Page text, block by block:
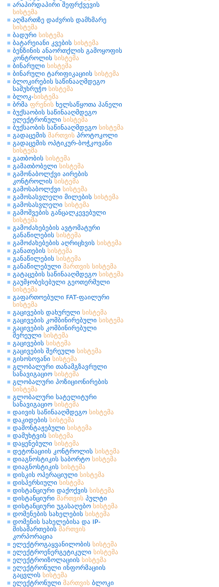
არაპირდაპირი შეფრქვევის
სისტემა
აღმართზე დაძვრის დამხმარე
სისტემა
ბადური სისტემა
ბატარეიანი კვების სისტემა
ბენზინის ანაორთქლის გამოყოფის
კონტროლის სისტემა
ბინარული სისტემა
ბინარული ტარიფიკაციის სისტემა
ბლოკირების საწინააღმდეგო
სამუხრუჭო სისტემა
ბლოკ-სისტემა
ბრმა ფრენის ხელსაწყოთა პანელი
ბუქსაობის საწინააღმდეგო
ელექტრონული სისტემა
ბუქსაობის საწინააღმდეგო სისტემა
გადაცემის მართვის პროტოკოლი
გადაცემის ოპტიკურ-ბოჭკოვანი
სისტემა
გათბობის სისტემა
გამათბობელი სისტემა
გამონაბოლქვი აირების
კონტროლის სისტემა
გამოსაბოლქვი სისტემა
გამოსასვლელი მილების სისტემა
გამოსასვლელი სისტემა
გამოშვების განცალკევებული
სისტემა
გამოძახებების ავტომატური
განაწილების სისტემა
გამოძახებების აღრიცხვის სისტემა
განათების სისტემა
განაწილების სისტემა
განაწილებული მართვის სისტემა
გატაცების საწინააღმდეგო სისტემა
გაუმჯობესებული გეოთერმული
სისტემა
გაფართოებული FAT-ფაილური
სისტემა
გაცივების დახურული სისტემა
გაცივების კომბინირებული სისტემა
გაცივების კომბინირებული
შერეული სისტემა
გაცივების სისტემა
გაცივების შერეული სისტემა
გისოსოვანი სისტემა
გლობალური თანამგზავრული
სანავიგაციო სისტემა
გლობალური პოზიციონირების
სისტემა
გლობალური სატელიტური
სანავიგაციო სისტემა
დაივის საწინააღმდეგო სისტემა
დაკიდების სისტემა
დამონტაჟებული სისტემა
დამუხტვის სისტემა
დაყენებული სისტემა
დეტონაციის კონტროლის სისტემა
დიაგნოსტიკის საბორტო სისტემა
დიაგნოსტიკის სისტემა
დისკის ოპერაციული სისტემა
დისპერსიული სისტემა
დისტანციური დაქოქვის სისტემა
დისტანციური მართვის პულტი
დისტანციური უგასაღებო სისტემა
დომენების სახელების სისტემა
დომენის სახელებისა და IP-
მისამართების მართვის
კორპორაცია
ელექტროგაყვანილობის სისტემა
ელექტროენერგეტიკული სისტემა
ელექტროიზოლაციის სისტემა
ელექტრონული ინფორმაციის
გაცვლის სისტემა
ელექტრონული მართვის ბლოკი